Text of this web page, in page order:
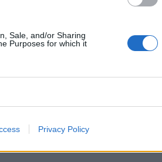
Sale, and/or Sharing
Purposes for which it
Privacy Policy
e copëtuar, e thërrmuar”, Roza Lati